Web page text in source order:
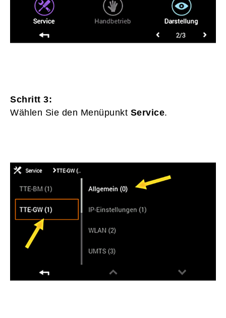
Schritt 3:
Wählen Sie den Menüpunkt Service.